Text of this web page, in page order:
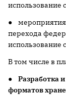
использование
● мероприятия
перехода
использование
В том числе в
● Разработка
форматов